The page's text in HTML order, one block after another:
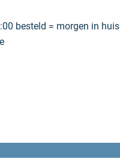
besteld = morgen in huis